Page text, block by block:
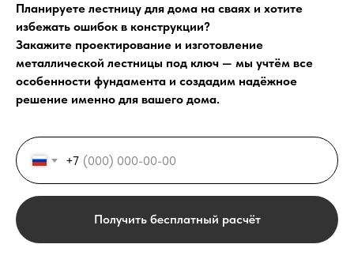
Лестница на
металлокаркасе
обшивку деревом
Москве
Планируете лестницу для дома на сваях и хотите
избежать ошибок в конструкции?
Закажите проектирование и изготовление
металлической лестницы под ключ — мы учтём все
особенности фундамента и создадим надёжное
решение именно для вашего дома.
+7
Получить бесплатный расчёт